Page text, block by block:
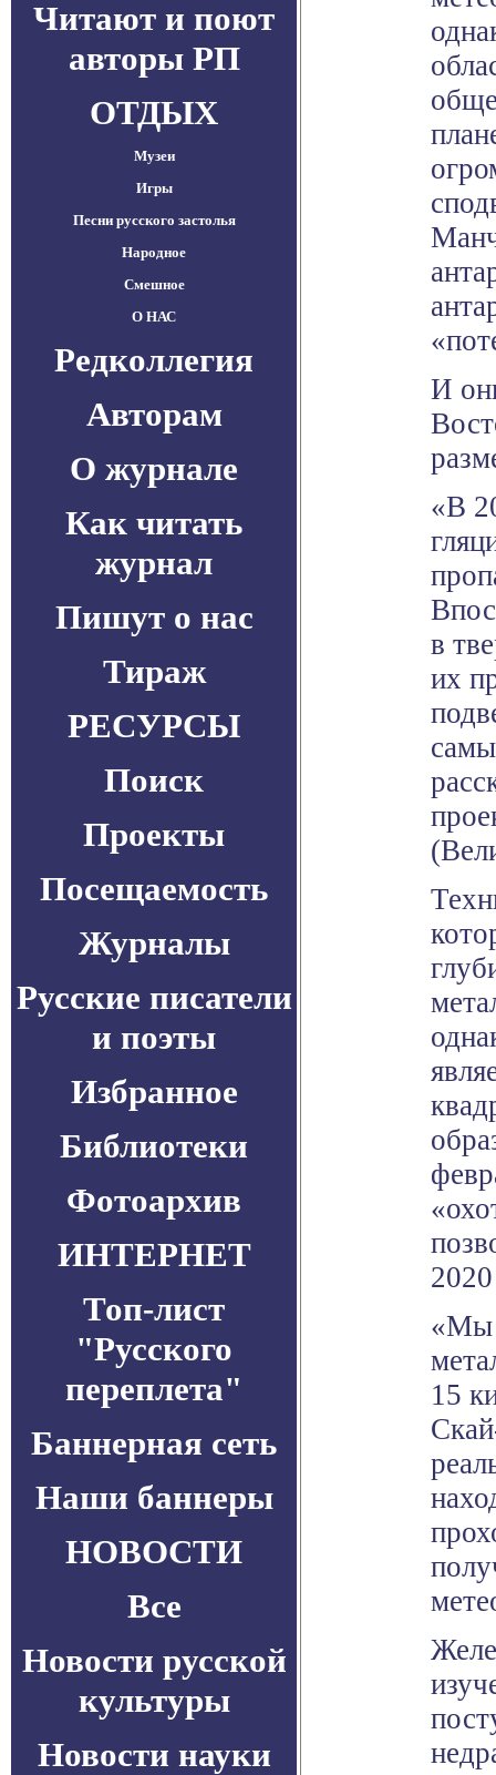
Читают и поют
авторы РП
ОТДЫХ
Музеи
Игры
Песни русского застолья
Народное
Смешное
О НАС
Редколлегия
Авторам
О журнале
Как читать
журнал
Пишут о нас
Тираж
РЕСУРСЫ
Поиск
Проекты
Посещаемость
Журналы
Русские писатели
и поэты
Избранное
Библиотеки
Фотоархив
ИНТЕРНЕТ
Топ-лист
"Русского
переплета"
Баннерная сеть
Наши баннеры
НОВОСТИ
Все
Новости русской
культуры
Новости науки
И
«В
в
их
«Мы
15